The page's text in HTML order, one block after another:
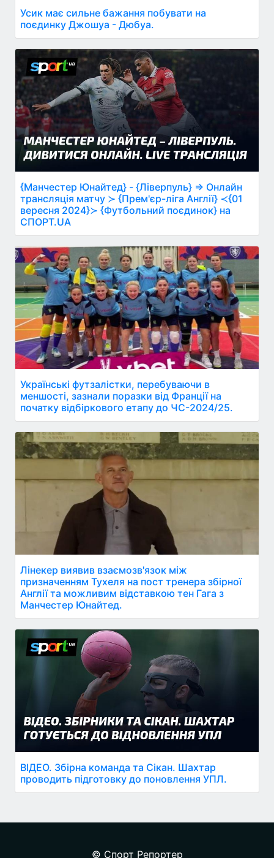
Усик має сильне бажання побувати на
поєдинку Джошуа - Дюбуа.
{Манчестер Юнайтед} - {Ліверпуль} ⇒ Онлайн
трансляція матчу ≻ {Прем'єр-ліга Англії} ≺{01
вересня 2024}≻ {Футбольний поєдинок} на
СПОРТ.UA
Українські футзалістки, перебуваючи в
меншості, зазнали поразки від Франції на
початку відбіркового етапу до ЧС-2024/25.
Лінекер виявив взаємозв'язок між
призначенням Тухеля на пост тренера збірної
Англії та можливим відставкою тен Гага з
Манчестер Юнайтед.
ВІДЕО. Збірна команда та Сікан. Шахтар
проводить підготовку до поновлення УПЛ.
© Спорт Репортер